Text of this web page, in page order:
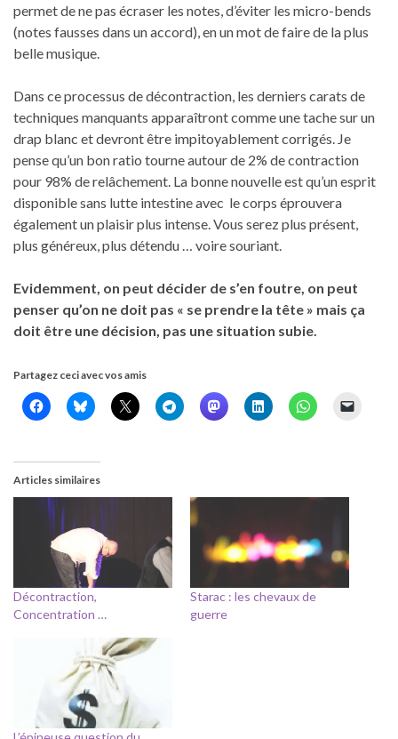
permet de ne pas écraser les notes, d’éviter les micro-bends
(notes fausses dans un accord), en un mot de faire de la plus
belle musique.
Dans ce processus de décontraction, les derniers carats de
techniques manquants apparaîtront comme une tache sur un
drap blanc et devront être impitoyablement corrigés. Je
pense qu’un bon ratio tourne autour de 2% de contraction
pour 98% de relâchement. La bonne nouvelle est qu’un esprit
disponible sans lutte intestine avec le corps éprouvera
également un plaisir plus intense. Vous serez plus présent,
plus généreux, plus détendu … voire souriant.
Evidemment, on peut décider de s’en foutre, on peut
penser qu’on ne doit pas « se prendre la tête » mais ça
doit être une décision, pas une situation subie.
Partagez ceci avec vos amis
Articles similaires
Décontraction,
Concentration …
Starac : les chevaux de
guerre